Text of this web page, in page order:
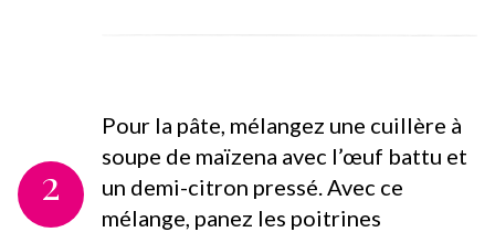
2
Pour la pâte, mélangez une cuillère à
soupe de maïzena avec l’œuf battu et
un demi-citron pressé. Avec ce
mélange, panez les poitrines